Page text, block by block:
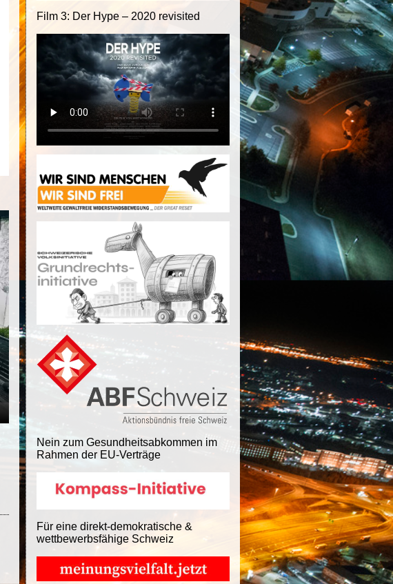
Film 3: Der Hype – 2020 revisited
Nein zum Gesundheitsabkommen im
Rahmen der EU-Verträge
Für eine direkt-demokratische &
wettbewerbsfähige Schweiz